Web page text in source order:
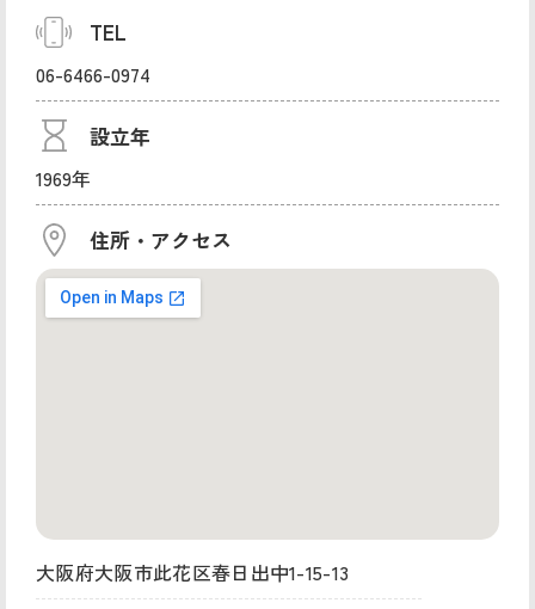
TEL
06-6466-0974
設立年
1969年
住所・アクセス
大阪府大阪市此花区春日出中1-15-13